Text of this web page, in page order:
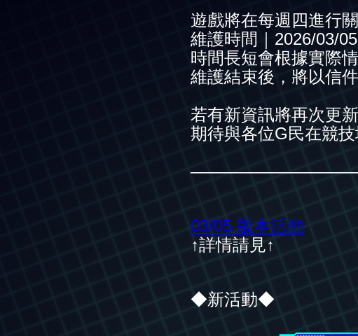
遊戲將在每週四進行
維護時間｜2026/03/
時間長短會根據實際
維護結束後，將以信
若有新資訊將再次更
期待與各位G民在競技
03/05 版本活動
↑詳情請見↑
◆新活動◆